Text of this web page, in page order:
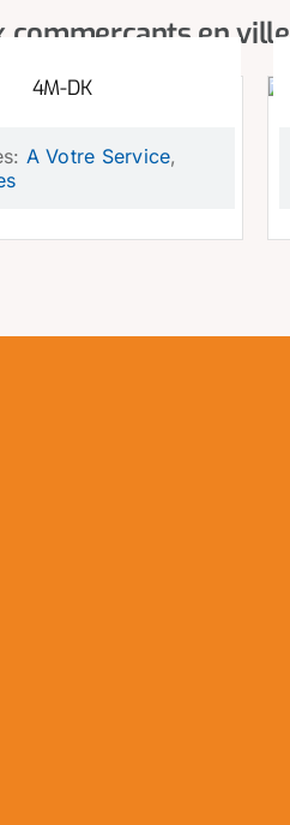
commerçants en ville
4M-DK
A Votre Service,